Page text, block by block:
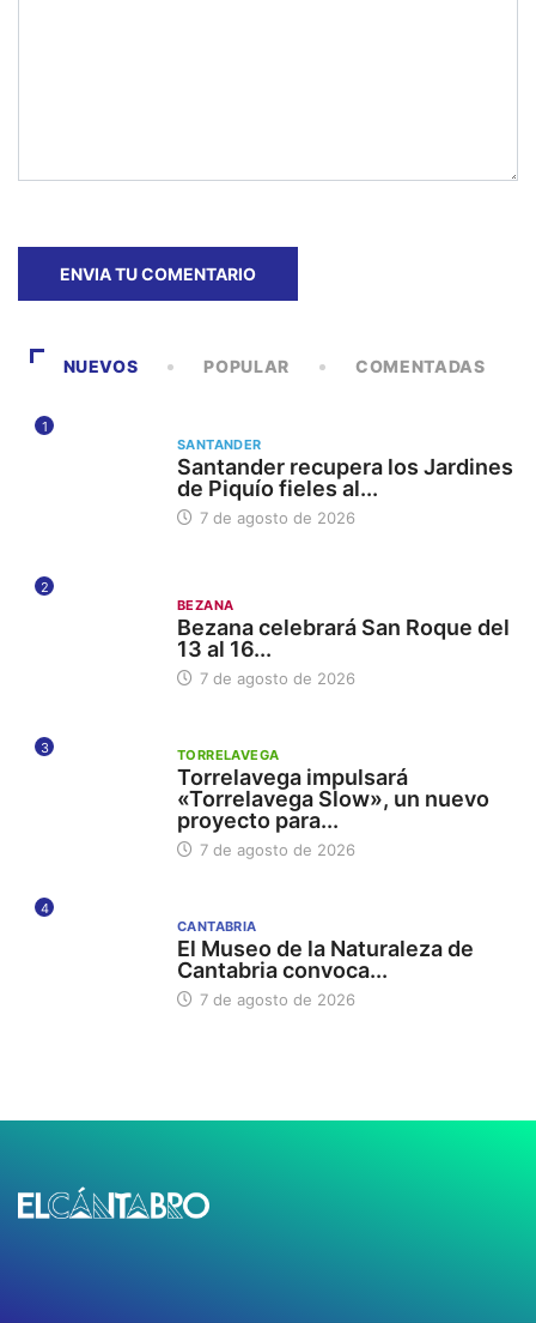
NUEVOS POPULAR COMENTADAS
1
SANTANDER
Santander recupera los Jardines
de Piquío fieles al...
7 de agosto de 2026
2
BEZANA
Bezana celebrará San Roque del
13 al 16...
7 de agosto de 2026
3 TORRELAVEGA
Torrelavega impulsará
«Torrelavega Slow», un nuevo
proyecto para...
7 de agosto de 2026
4
CANTABRIA
El Museo de la Naturaleza de
Cantabria convoca...
7 de agosto de 2026